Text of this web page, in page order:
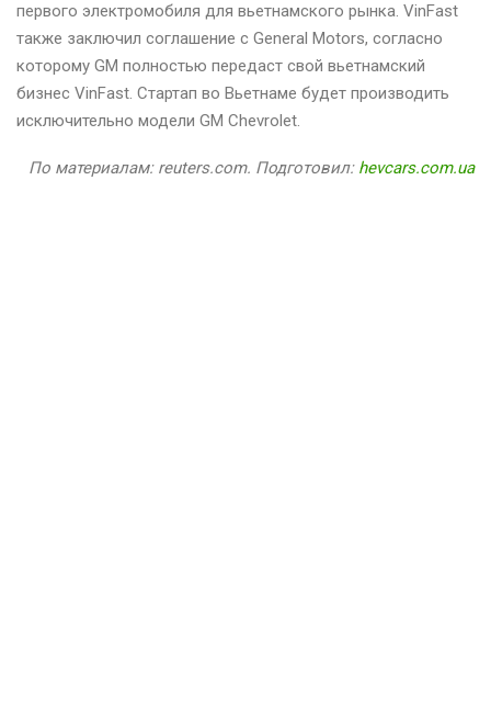
первого электромобиля для вьетнамского рынка. VinFast
также заключил соглашение с General Motors, согласно
которому GM полностью передаст свой вьетнамский
бизнес VinFast. Стартап во Вьетнаме будет производить
исключительно модели GM Chevrolet.
По материалам: reuters.com. Подготовил: hevcars.com.ua